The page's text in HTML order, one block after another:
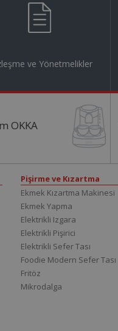
ve Yönetmelikler
OKKA
Pişirme ve Kızartma
Ekmek Kızartma Makinesi
Ekmek Yapma
Elektrikli Izgara
Elektrikli Pişirici
Elektrikli Sefer Tası
Foodie Modern Sefer Tası
Fritöz
Mikrodalga